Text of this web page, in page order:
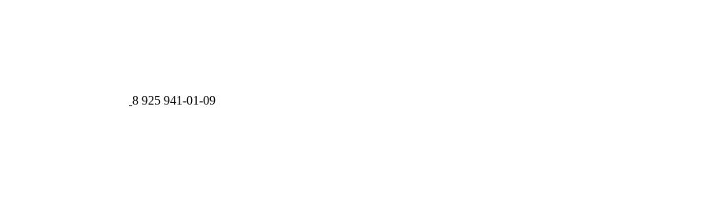
8 925 941-01-09